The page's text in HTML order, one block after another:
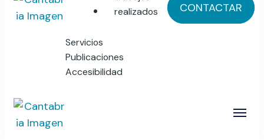
Cantabria Imagen
Publicidad y Diseño Gráfico
realizados
Servicios
Publicaciones
Accesibilidad
CONTACTAR